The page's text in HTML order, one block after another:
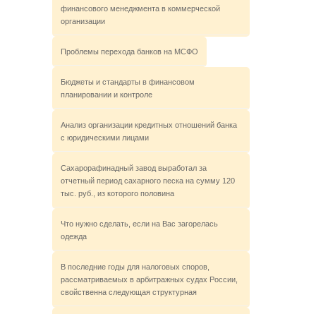
финансового менеджмента в коммерческой
организации
Проблемы перехода банков на МСФО
Бюджеты и стандарты в финансовом
планировании и контроле
Анализ организации кредитных отношений банка
с юридическими лицами
Сахарорафинадный завод выработал за
отчетный период сахарного песка на сумму 120
тыс. руб., из которого половина
Что нужно сделать, если на Вас загорелась
одежда
В последние годы для налоговых споров,
рассматриваемых в арбитражных судах России,
свойственна следующая структурная